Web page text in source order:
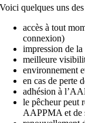
Voici quelques uns
accès à tout
connexion)
impression de
meilleure
environnement
en cas de perte
adhésion à
le pêcheur peut
AAPPMA et de